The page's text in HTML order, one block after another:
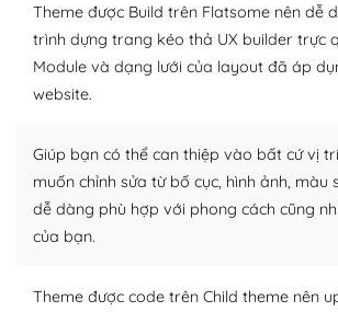
Plugin mở rộng là thành phần cài đặt
WordPress để tăng thêm các tính năng
nhiều plugin trả phí hoặc miễn phí.
plugin của WordPress rất phong phú.
thích chọn lựa plugin và themes phù
lập website của mình.
– Dễ sử dụng
Theme được Build trên Flatsome nên dễ
trình dựng trang kéo thả UX builder trực
Module và dạng lưới của layout đã áp
website.
Giúp bạn có thể can thiệp vào bất cứ vị
muốn chỉnh sửa từ bố cục, hình ảnh, màu
dễ dàng phù hợp với phong cách cũng
của bạn.
Theme được code trên Child theme nên